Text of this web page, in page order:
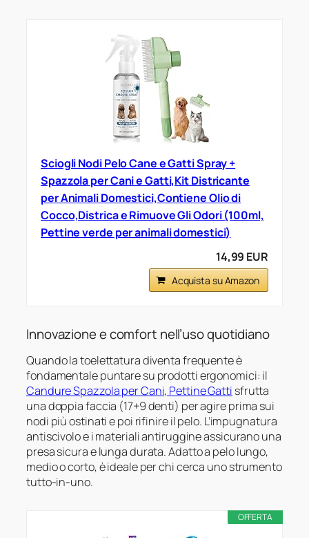
Sciogli Nodi Pelo Cane e Gatti Spray +
Spazzola per Cani e Gatti,Kit Districante
per Animali Domestici,Contiene Olio di
Cocco,Districa e Rimuove Gli Odori (100ml,
Pettine verde per animali domestici)
14,99 EUR
Acquista su Amazon
Innovazione e comfort nell’uso quotidiano
Quando la toelettatura diventa frequente è
fondamentale puntare su prodotti ergonomici: il
Candure Spazzola per Cani, Pettine Gatti sfrutta
una doppia faccia (17+9 denti) per agire prima sui
nodi più ostinati e poi rifinire il pelo. L’impugnatura
antiscivolo e i materiali antiruggine assicurano una
presa sicura e lunga durata. Adatto a pelo lungo,
medio o corto, è ideale per chi cerca uno strumento
tutto-in-uno.
OFFERTA